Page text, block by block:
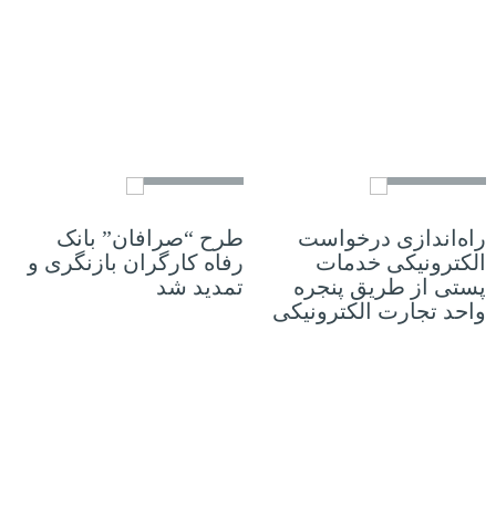
راه‌اندازی درخواست
الکترونیکی خدمات
پستی از طریق پنجره
واحد تجارت الکترونیکی
طرح “صرافان” بانک
رفاه کارگران بازنگری و
تمدید شد